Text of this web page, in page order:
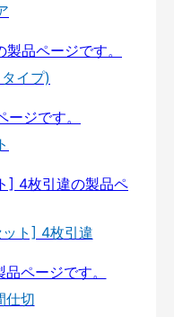
イプ)
ト] 4枚引違
仕切